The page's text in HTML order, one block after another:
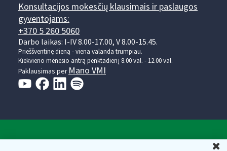
Konsultacijos mokesčių klausimais ir paslaugos
gyventojams:
+370 5 260 5060
Darbo laikas: I-IV 8.00-17.00, V 8.00-15.45.
Prieššventinę dieną - viena valanda trumpiau.
Kiekvieno mėnesio antrą penktadienį 8.00 val. - 12.00 val.
Paklausimas perMano VMI
Valstybinė mokesčių inspekcija prie Lietuvos